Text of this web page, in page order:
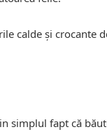
calde și crocante
simplul fapt că